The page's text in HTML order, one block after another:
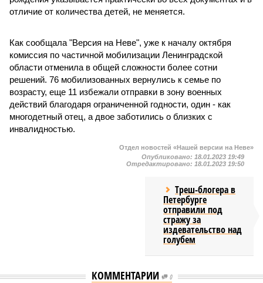
отличие от количества детей, не меняется.
Как сообщала "Версия на Неве", уже к началу октября
комиссия по частичной мобилизации Ленинградской
области отменила в общей сложности более сотни
решений. 76 мобилизованных вернулись к семье по
возрасту, еще 11 избежали отправки в зону военных
действий благодаря ограниченной годности, один - как
многодетный отец, а двое заботились о близких с
инвалидностью.
Отдел новостей «Нашей версии на Неве»
Опубликовано: 18.01.2023 19:49
Отредактировано: 18.01.2023 19:50
Треш-блогера в
Петербурге
отправили под
стражу за
издевательство над
голубем
КОММЕНТАРИИ 0